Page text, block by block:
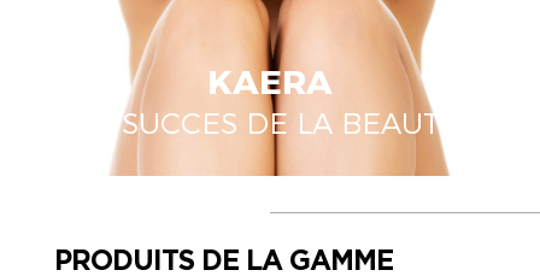
KAERA
LE SUCCES DE LA BEAUTÉ
PRODUITS DE LA GAMME